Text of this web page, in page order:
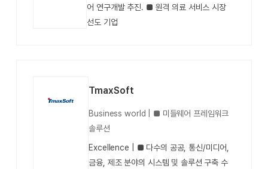
어 연구개발 추진. ■ 원격 의료 서비스 시장
선도 기업
TmaxSoft
Business world | ■ 미들웨어 프레임워크
솔루션
Excellence | ■ 다수의 공공, 통신/미디어,
금융, 제조 분야의 시스템 및 솔루션 구축 수